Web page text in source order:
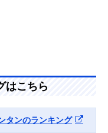
はこちら
タンのランキング